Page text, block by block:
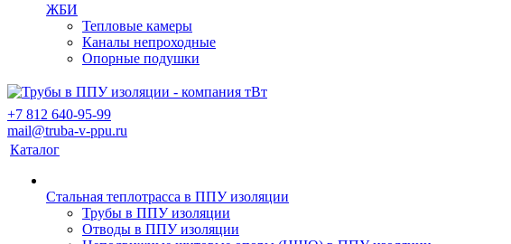
ЖБИ
Тепловые камеры
Каналы непроходные
Опорные подушки
+7 812 640-95-99
mail@truba-v-ppu.ru
Каталог
Стальная теплотрасса в ППУ изоляции
Трубы в ППУ изоляции
Отводы в ППУ изоляции